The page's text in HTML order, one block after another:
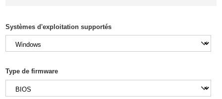
Systèmes d'exploitation supportés
Type de firmware